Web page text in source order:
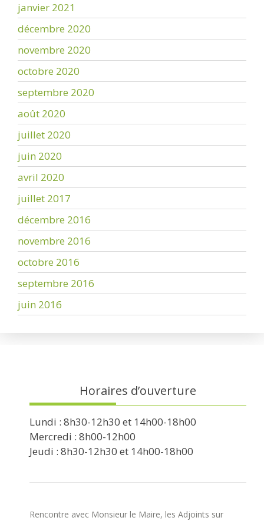
janvier 2021
décembre 2020
novembre 2020
octobre 2020
septembre 2020
août 2020
juillet 2020
juin 2020
avril 2020
juillet 2017
décembre 2016
novembre 2016
octobre 2016
septembre 2016
juin 2016
Horaires d’ouverture
Lundi : 8h30-12h30 et 14h00-18h00
Mercredi : 8h00-12h00
Jeudi : 8h30-12h30 et 14h00-18h00
Rencontre avec Monsieur le Maire, les Adjoints sur